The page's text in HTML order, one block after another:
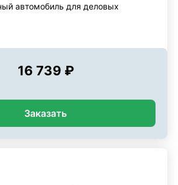
автомобиль для деловых
16 739 ₽
Заказать